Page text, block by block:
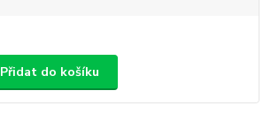
Přidat do košíku